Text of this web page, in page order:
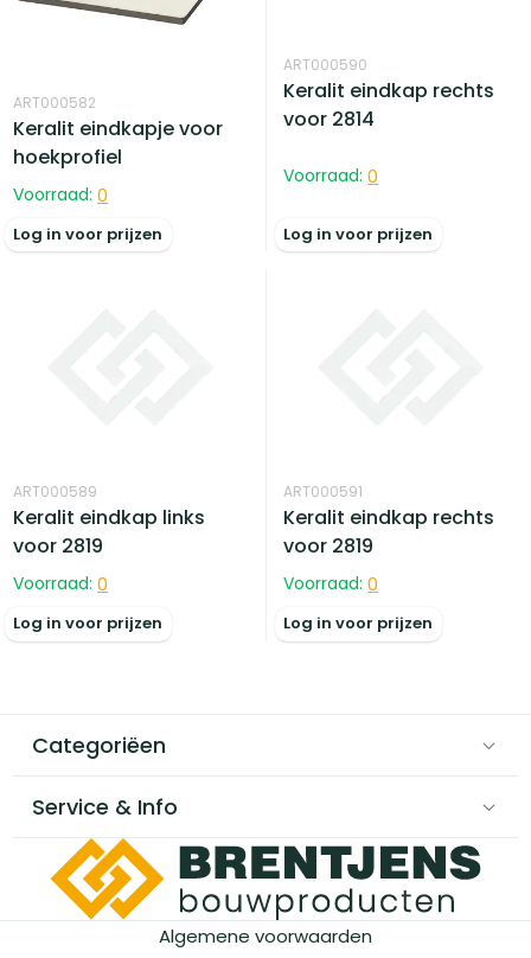
ART000582
Keralit eindkapje voor
hoekprofiel
Voorraad: 0
Log in voor prijzen
ART000590
Keralit eindkap rechts
voor 2814
Voorraad: 0
Log in voor prijzen
ART000589
Keralit eindkap links
voor 2819
Voorraad: 0
Log in voor prijzen
ART000591
Keralit eindkap rechts
voor 2819
Voorraad: 0
Log in voor prijzen
Categoriëen
Service & Info
Algemene voorwaarden